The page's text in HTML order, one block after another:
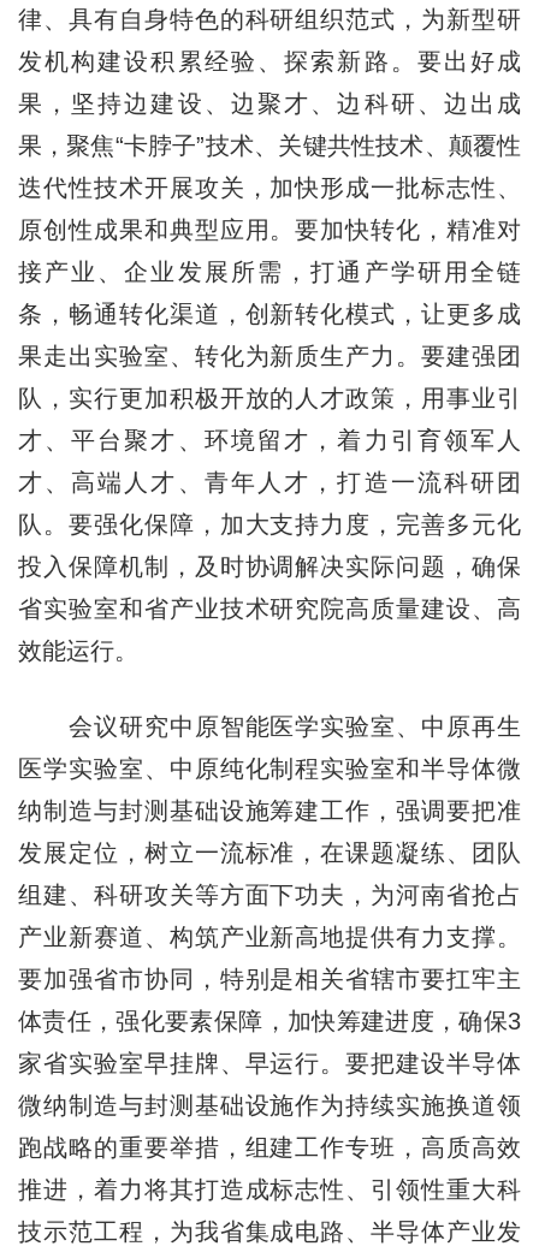
律、具有自身特色的科研组织范式，为新型研
发机构建设积累经验、探索新路。要出好成
果，坚持边建设、边聚才、边科研、边出成
果，聚焦“卡脖子”技术、关键共性技术、颠覆性
迭代性技术开展攻关，加快形成一批标志性、
原创性成果和典型应用。要加快转化，精准对
接产业、企业发展所需，打通产学研用全链
条，畅通转化渠道，创新转化模式，让更多成
果走出实验室、转化为新质生产力。要建强团
队，实行更加积极开放的人才政策，用事业引
才、平台聚才、环境留才，着力引育领军人
才、高端人才、青年人才，打造一流科研团
队。要强化保障，加大支持力度，完善多元化
投入保障机制，及时协调解决实际问题，确保
省实验室和省产业技术研究院高质量建设、高
效能运行。
会议研究中原智能医学实验室、中原再生
医学实验室、中原纯化制程实验室和半导体微
纳制造与封测基础设施筹建工作，强调要把准
发展定位，树立一流标准，在课题凝练、团队
组建、科研攻关等方面下功夫，为河南省抢占
产业新赛道、构筑产业新高地提供有力支撑。
要加强省市协同，特别是相关省辖市要扛牢主
体责任，强化要素保障，加快筹建进度，确保3
家省实验室早挂牌、早运行。要把建设半导体
微纳制造与封测基础设施作为持续实施换道领
跑战略的重要举措，组建工作专班，高质高效
推进，着力将其打造成标志性、引领性重大科
技示范工程，为我省集成电路、半导体产业发